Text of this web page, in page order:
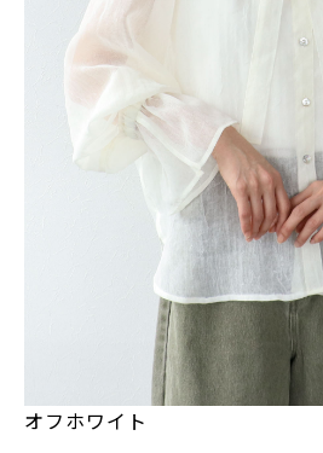
オフホワイト